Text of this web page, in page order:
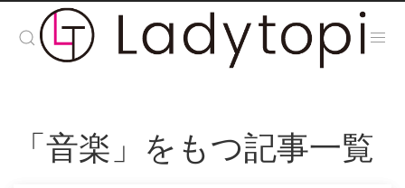
「音楽」をもつ記事一覧